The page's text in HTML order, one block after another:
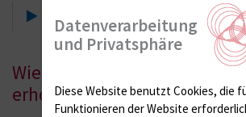
Untersuchungskurse
Wie werden
erhoben?
Datenverarbeitung
und Privatsphäre
Diese Website benutzt Cookies, die
Funktionieren der Website